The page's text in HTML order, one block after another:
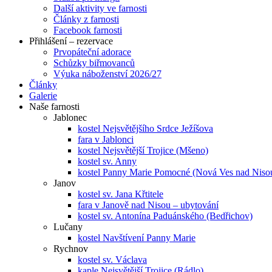
Další aktivity ve farnosti
Články z farnosti
Facebook farnosti
Přihlášení – rezervace
Prvopáteční adorace
Schůzky biřmovanců
Výuka náboženství 2026/27
Články
Galerie
Naše farnosti
Jablonec
kostel Nejsvětějšího Srdce Ježíšova
fara v Jablonci
kostel Nejsvětější Trojice (Mšeno)
kostel sv. Anny
kostel Panny Marie Pomocné (Nová Ves nad
Janov
kostel sv. Jana Křtitele
fara v Janově nad Nisou – ubytování
kostel sv. Antonína Paduánského (Bedřichov)
Lučany
kostel Navštívení Panny Marie
Rychnov
kostel sv. Václava